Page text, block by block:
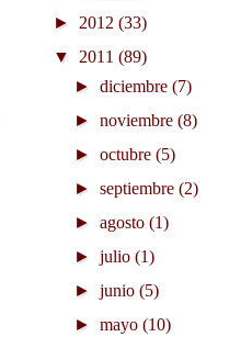
► 2012 (33)
▼ 2011 (89)
►diciembre(7)
►noviembre(8)
►octubre(5)
►septiembre(2)
►agosto(1)
►julio(1)
►junio(5)
►mayo(10)